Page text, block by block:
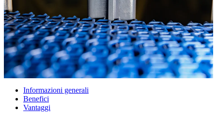
Panoramica dei settori
Informazioni generali
Benefici
Vantaggi